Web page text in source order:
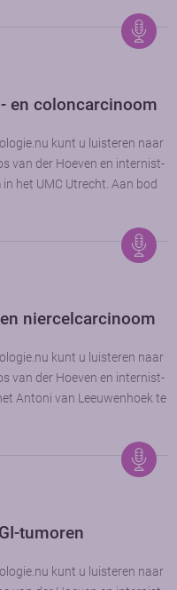
en coloncarcinoom
kunt u luisteren naar
van der Hoeven en internist-
het UMC Utrecht. Aan bod
niercelcarcinoom
kunt u luisteren naar
van der Hoeven en internist-
Antoni van Leeuwenhoek te
tumoren
kunt u luisteren naar